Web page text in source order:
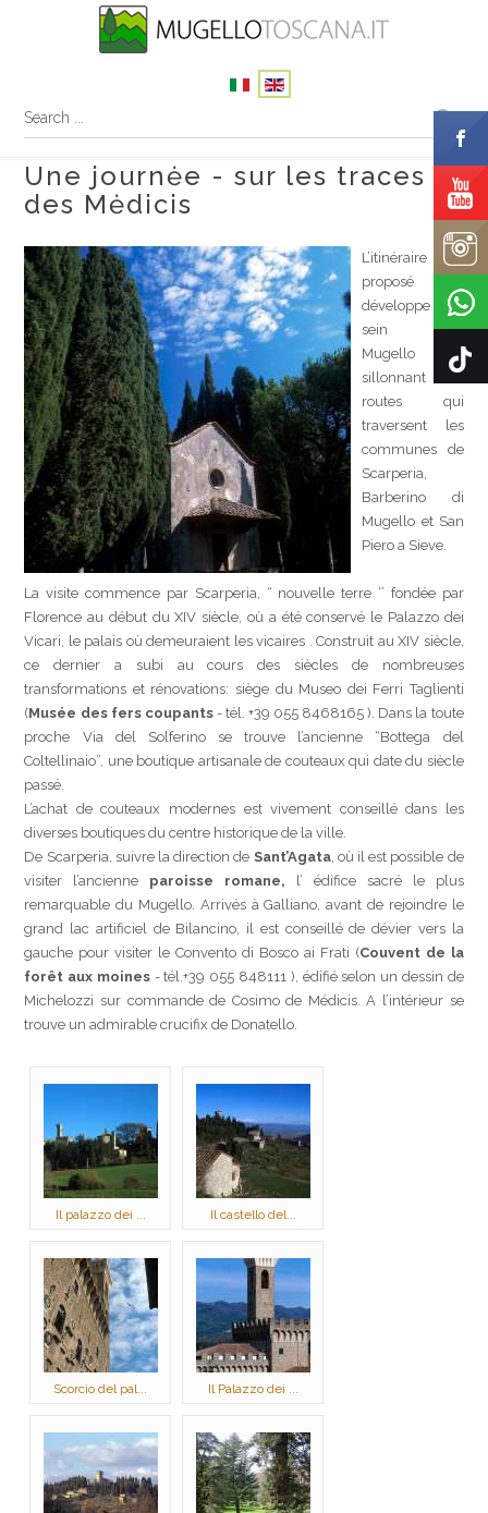
Une journėe - sur les traces
des Mėdicis
L’itinéraire
proposé se
développe au
sein du
Mugello en
sillonnant des
routes qui
traversent les
communes de
Scarperia,
Barberino di
Mugello et San
Piero a Sieve.
La visite commence par Scarperia, “ nouvelle terre ‘’ fondée par
Florence au début du XIV siècle, où a été conservé le Palazzo dei
Vicari, le palais où demeuraient les vicaires . Construit au XIV siècle,
ce dernier a subi au cours des siècles de nombreuses
transformations et rénovations: siège du Museo dei Ferri Taglienti
(Musée des fers coupants- tél. +39 055 8468165 ). Dans la toute
proche Via del Solferino se trouve l’ancienne “Bottega del
Coltellinaio”, une boutique artisanale de couteaux qui date du siècle
passé.
L’achat de couteaux modernes est vivement conseillé dans les
diverses boutiques du centre historique de la ville.
De Scarperia, suivre la direction de Sant’Agata, où il est possible de
visiter l’ancienne paroisse romane, l’ édifice sacré le plus
remarquable du Mugello. Arrivés à Galliano, avant de rejoindre le
grand lac artificiel de Bilancino, il est conseillé de dévier vers la
gauche pour visiter le Convento di Bosco ai Frati (Couvent de la
forêt aux moines - tél.+39 055 848111 ), édifié selon un dessin de
Michelozzi sur commande de Cosimo de Médicis. A l’intérieur se
trouve un admirable crucifix de Donatello.
Il palazzo dei ... Il castello del...
Scorcio del pal... Il Palazzo dei ...